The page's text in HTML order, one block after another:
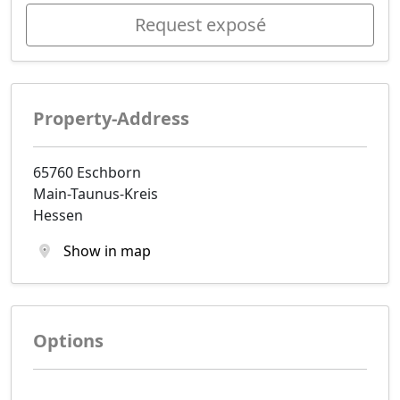
Request exposé
Property-Address
65760 Eschborn
Main-Taunus-Kreis
Hessen
Show in map
Options